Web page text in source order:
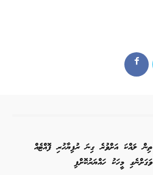
ތިން ލައްކަ އަށްވުރެ ގިނަ ރުފިޔާހުރި ފޮއްޓެއް
ވަގަށްނެގި މީހަކު ހައްޔަރުކޮށްފި